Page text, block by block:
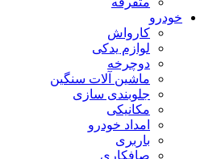
خودرو
کارواش
لوازم یدکی
دوچرخه
ماشین آلات سنگین
جلوبندی سازی
مکانیکی
امداد خودرو
باربری
صافکاری